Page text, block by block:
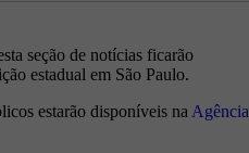
seção de notícias ficarão
estadual em São Paulo.
estarão disponíveis na Agência